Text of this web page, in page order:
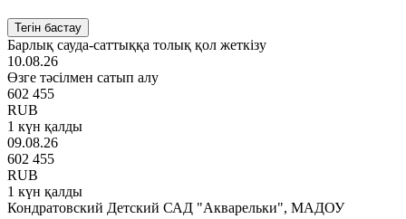
Тегін бастау
Барлық сауда-саттыққа толық қол жеткізу
10.08.26
Өзге тәсілмен сатып алу
602 455
RUB
1 күн қалды
09.08.26
602 455
RUB
1 күн қалды
Кондратовский Детский САД "Акварельки", МАДОУ